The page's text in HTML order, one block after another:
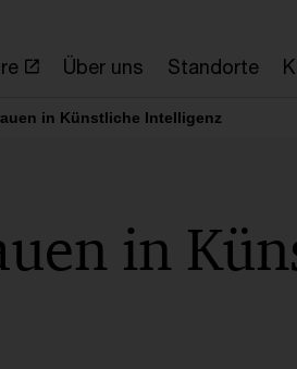
Über uns Standorte
in Künstliche Intelligenz
in